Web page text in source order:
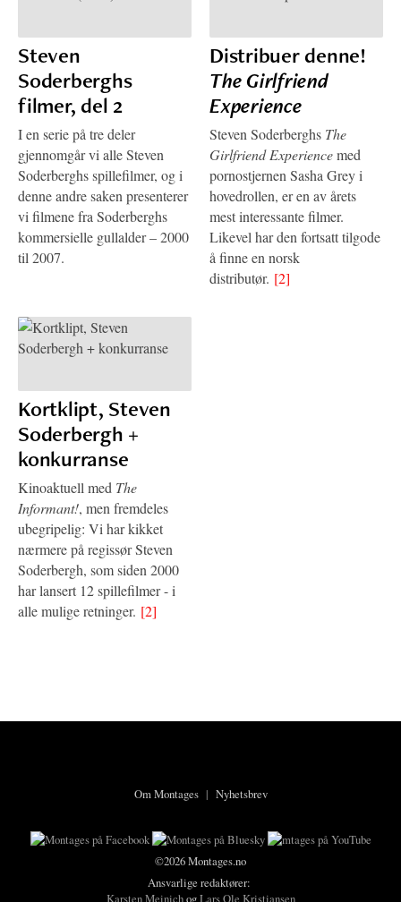
Steven
Soderberghs
filmer, del 2
I en serie på tre deler
gjennomgår vi alle Steven
Soderberghs spillefilmer, og i
denne andre saken presenterer
vi filmene fra Soderberghs
kommersielle gullalder – 2000
til 2007.
Distribuer denne!
The Girlfriend
Experience
Steven Soderberghs The
Girlfriend Experiencemed
pornostjernen Sasha Grey i
hovedrollen, er en av årets
mest interessante filmer.
Likevel har den fortsatt tilgode
å finne en norsk
distributør. [2]
Kortklipt, Steven
Soderbergh +
konkurranse
Kinoaktuell med The
Informant!, men fremdeles
ubegripelig: Vi har kikket
nærmere på regissør Steven
Soderbergh, som siden 2000
har lansert 12 spillefilmer - i
alle mulige retninger. [2]
Om Montages| Nyhetsbrev
©2026 Montages.no
Ansvarlige redaktører:
Karsten MeinichogLars Ole Kristiansen